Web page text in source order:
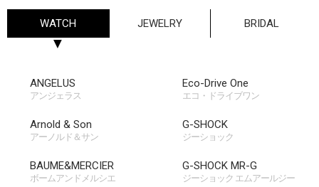
WATCH JEWELRY BRIDAL
▼
first_box
ANGELUS
アンジェラス
Arnold & Son
アーノルド＆サン
BAUME&MERCIER
ボームアンドメルシエ
third_box
Eco-Drive One
エコ・ドライブワン
G-SHOCK
ジーショック
G-SHOCK MR-G
ジーショック エムアールジー